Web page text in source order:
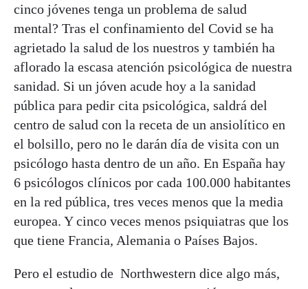
cinco jóvenes tenga un problema de salud
mental? Tras el confinamiento del Covid se ha
agrietado la salud de los nuestros y también ha
aflorado la escasa atención psicológica de nuestra
sanidad. Si un jóven acude hoy a la sanidad
pública para pedir cita psicológica, saldrá del
centro de salud con la receta de un ansiolítico en
el bolsillo, pero no le darán día de visita con un
psicólogo hasta dentro de un año. En España hay
6 psicólogos clínicos por cada 100.000 habitantes
en la red pública, tres veces menos que la media
europea. Y cinco veces menos psiquiatras que los
que tiene Francia, Alemania o Países Bajos.
Pero el estudio de Northwestern dice algo más,